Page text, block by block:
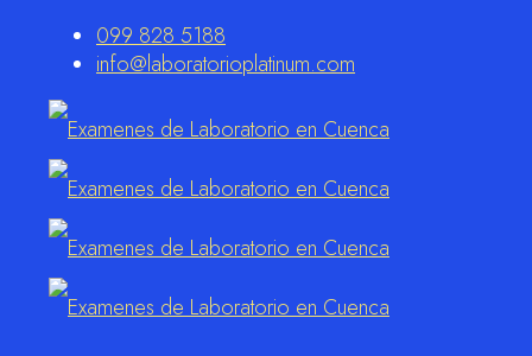
099 828 5188
info@laboratorioplatinum.com